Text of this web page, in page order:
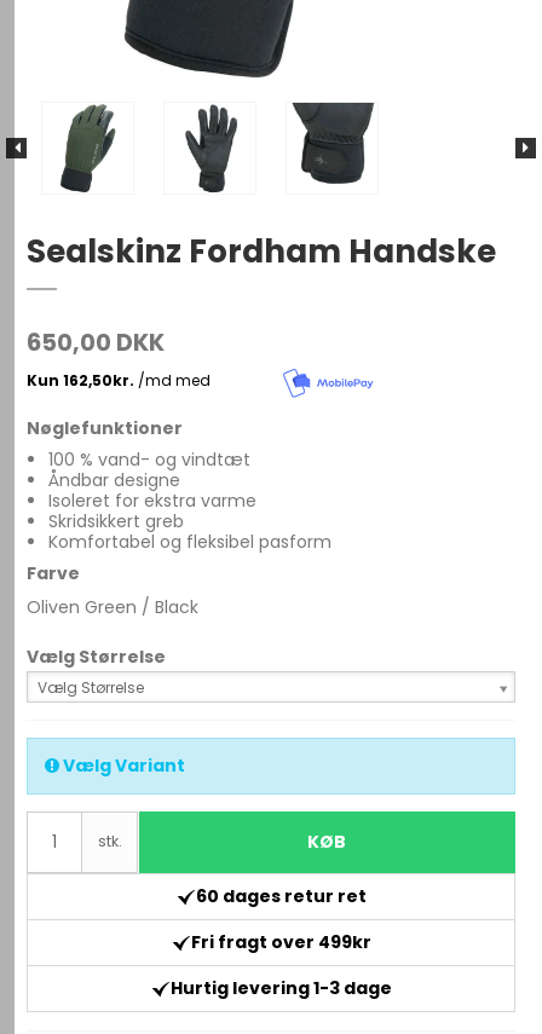
Sealskinz Fordham Handske
650,00 DKK
Nøglefunktioner
100 % vand- og vindtæt
Åndbar designe
Isoleret for ekstra varme
Skridsikkert greb
Komfortabel og fleksibel pasform
Farve
Oliven Green / Black
Vælg Størrelse
Vælg Størrelse
Vælg Variant
stk. KØB
60 dages retur ret
Fri fragt over 499kr
Hurtig levering 1-3 dage